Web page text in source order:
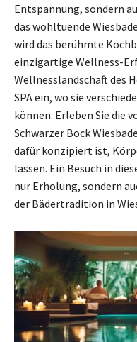
Entspannung, sondern
das wohltuende
wird das berühmte
einzigartige Wellness-
Wellnesslandschaft des
SPA ein, wo sie
können. Erleben Sie die
Schwarzer Bock
dafür konzipiert ist,
lassen. Ein Besuch in
nur Erholung, sondern
der Bädertradition in